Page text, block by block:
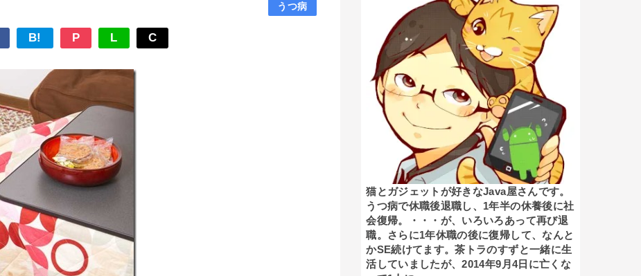
うつ病
B! P L C
猫とガジェットが好きなJava屋さんです。
うつ病で休職後退職し、1年半の休養後に社
会復帰。・・・が、いろいろあって再び退
職。さらに1年休職の後に復帰して、なんと
かSE続けてます。茶トラのすずと一緒に生
活していましたが、2014年9月4日に亡くな